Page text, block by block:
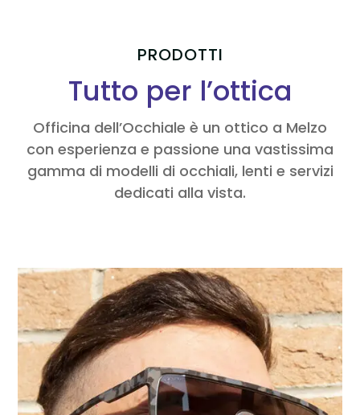
PRODOTTI
Tutto per l’ottica
Officina dell’Occhiale è un ottico a Melzo
con esperienza e passione una vastissima
gamma di modelli di occhiali, lenti e servizi
dedicati alla vista.